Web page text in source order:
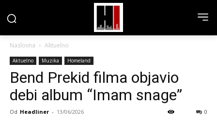
Naslovna Aktuelno
Aktuelno Muzika Homeland
Bend Prekid filma objavio
debi album “Imam snage”
Od Headliner - 13/06/2026 0